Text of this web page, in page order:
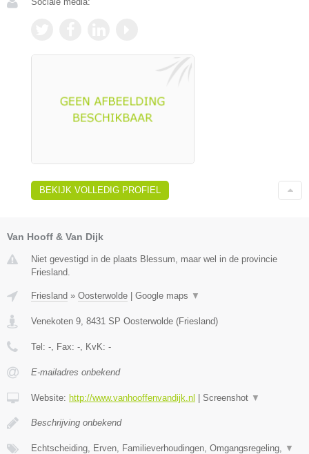
BEKIJK VOLLEDIG PROFIEL
Van Hooff & Van Dijk
Niet gevestigd in de plaats Blessum, maar wel in de provincie
Friesland.
Friesland » Oosterwolde Google maps ▼
Venekoten 9 8431 SP Oosterwolde (Friesland)
Tel: - , Fax: - , KvK: -
E-mailadres onbekend
Website: http://www.vanhooffenvandijk.nl Screenshot ▼
Beschrijving onbekend
Echtscheiding, Erven, Familieverhoudingen, Omgangsregeling, ▼